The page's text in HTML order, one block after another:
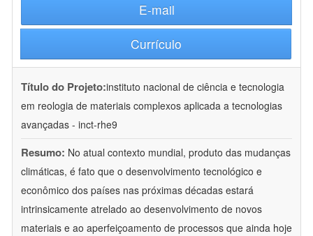
E-mail
Currículo
Título do Projeto:instituto nacional de ciência e tecnologia
em reologia de materiais complexos aplicada a tecnologias
avançadas - inct-rhe9
Resumo: No atual contexto mundial, produto das mudanças
climáticas, é fato que o desenvolvimento tecnológico e
econômico dos países nas próximas décadas estará
intrinsicamente atrelado ao desenvolvimento de novos
materiais e ao aperfeiçoamento de processos que ainda hoje